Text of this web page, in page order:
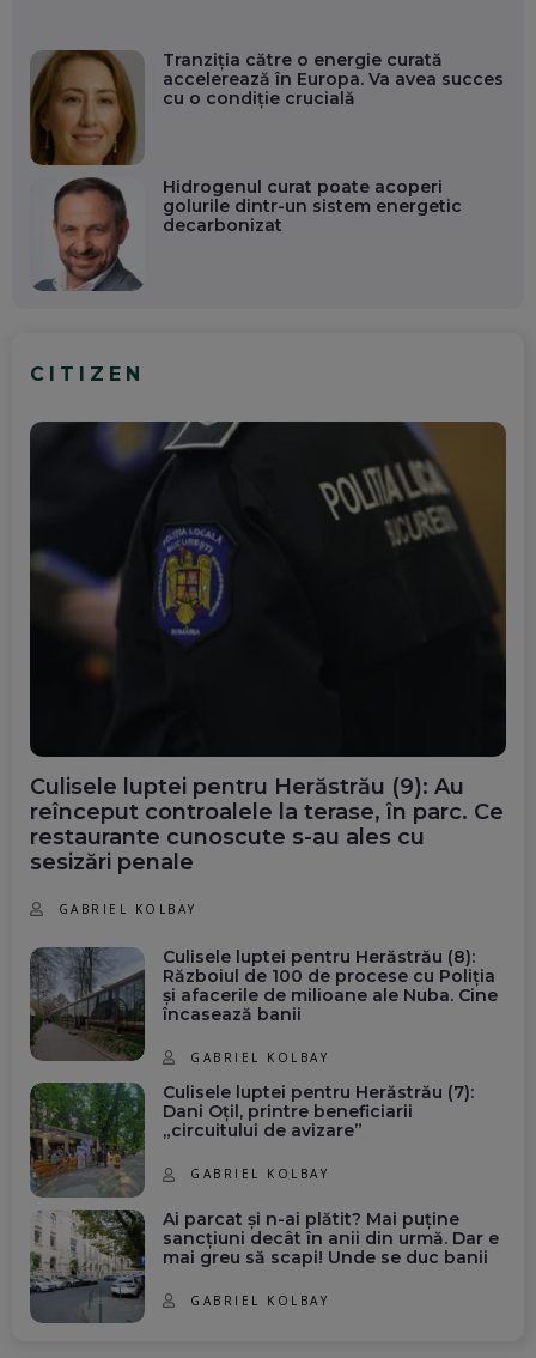
Tranziția către o energie curată
accelerează în Europa. Va avea succes
cu o condiție crucială
Hidrogenul curat poate acoperi
golurile dintr-un sistem energetic
decarbonizat
CITIZEN
Culisele luptei pentru Herăstrău (9): Au
reînceput controalele la terase, în parc. Ce
restaurante cunoscute s-au ales cu
sesizări penale
GABRIEL KOLBAY
Culisele luptei pentru Herăstrău (8):
Războiul de 100 de procese cu Poliția
și afacerile de milioane ale Nuba. Cine
încasează banii
GABRIEL KOLBAY
Culisele luptei pentru Herăstrău (7):
Dani Oțil, printre beneficiarii
„circuitului de avizare”
GABRIEL KOLBAY
Ai parcat și n-ai plătit? Mai puține
sancțiuni decât în anii din urmă. Dar e
mai greu să scapi! Unde se duc banii
GABRIEL KOLBAY